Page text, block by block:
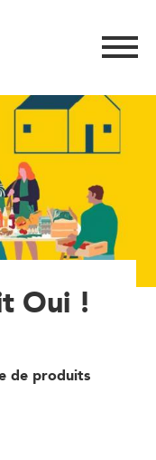
Oui !
de produits